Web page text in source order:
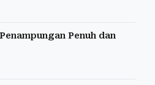
Penuh dan